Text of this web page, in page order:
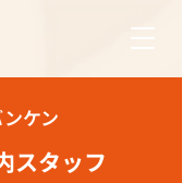
ケン
スタッフ